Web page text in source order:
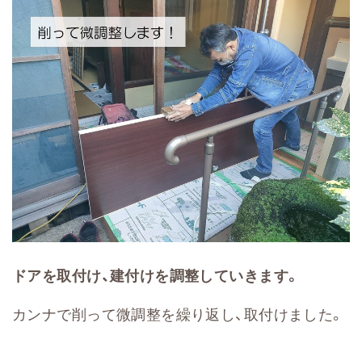
ドアを取付け、建付けを調整していきます。
カンナで削って微調整を繰り返し、取付けました。